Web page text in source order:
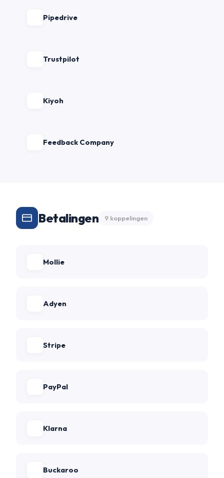
Pipedrive
Trustpilot
Kiyoh
Feedback Company
Betalingen 9 koppelingen
Mollie
Adyen
Stripe
PayPal
Klarna
Buckaroo